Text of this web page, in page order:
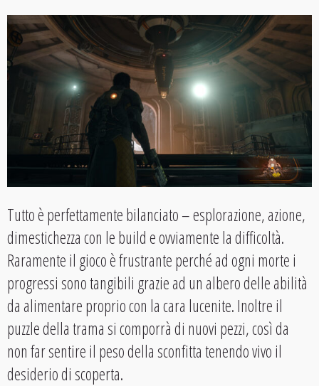
Tutto è perfettamente bilanciato – esplorazione, azione,
dimestichezza con le build e ovviamente la difficoltà.
Raramente il gioco è frustrante perché ad ogni morte i
progressi sono tangibili grazie ad un albero delle abilità
da alimentare proprio con la cara lucenite. Inoltre il
puzzle della trama si comporrà di nuovi pezzi, così da
non far sentire il peso della sconfitta tenendo vivo il
desiderio di scoperta.